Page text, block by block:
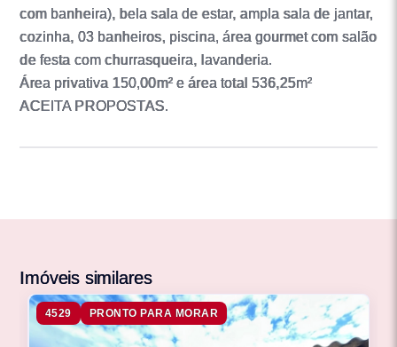
com banheira), bela sala de estar, ampla sala de jantar,
cozinha, 03 banheiros, piscina, área gourmet com salão
de festa com churrasqueira, lavanderia.
Área privativa 150,00m² e área total 536,25m²
ACEITA PROPOSTAS.
Imóveis similares
4529 PRONTO PARA MORAR